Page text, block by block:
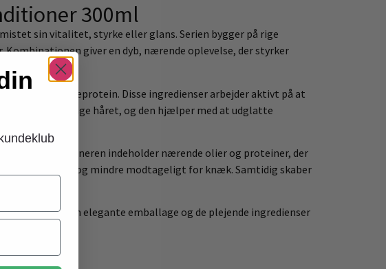
300ml
sin vitalitet, styrke eller glans. Serien bygger på rige
giver en dyb, nærende oplevelse, der styrker
og silkeprotein. Disse ingredienser arbejder aktivt på at
uden at tynge håret, og den hjælper med at udglatte
Conditioneren indeholder nærende olier og proteiner, der
mere elastisk og mindre modtageligt for knæk. Samtidig skaber
duft, den elegante emballage og de plejende ingredienser